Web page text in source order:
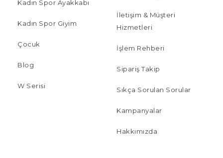
Kadın Spor Ayakkabı
Kadın Spor Giyim
Çocuk
Blog
W Serisi
İletişim & Müşteri
Hizmetleri
İşlem Rehberi
Sipariş Takip
Sıkça Sorulan Sorular
Kampanyalar
Hakkımızda